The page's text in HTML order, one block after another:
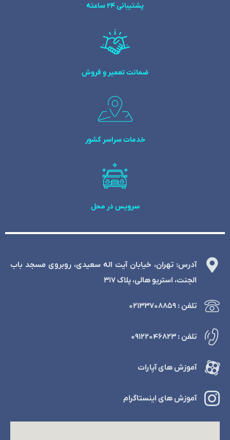
پشتیبانی 24 ساعته
ضمانت تعمیر و فروش
خدمات سراسر کشور
سرویس در محل
آدرس: تهران، خیابان آیت اله سعیدی، روبروی مسجد باب
الجنت، استریو هالی، پلاک 317
تلفن : ۰۲۱۳۳۷۰۸۸۵۹
تلفن : ۰۹۱۲۲۰۴۶۸۲۳
آموزش های آپارات
آموزش های اینستاگرام